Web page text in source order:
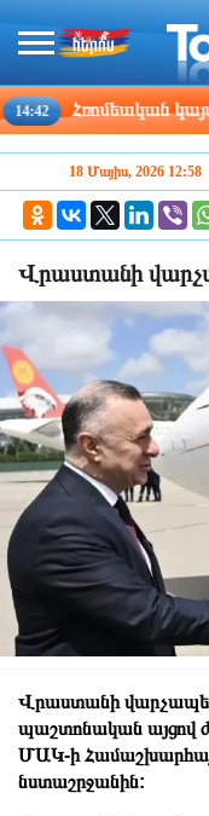
Հռոմեական
18 Մայիս, 2026 12:58
Վրաստանի
Վրաստանի
պաշտոնական այցով
ՄԱԿ-ի
նստաշրջանին: